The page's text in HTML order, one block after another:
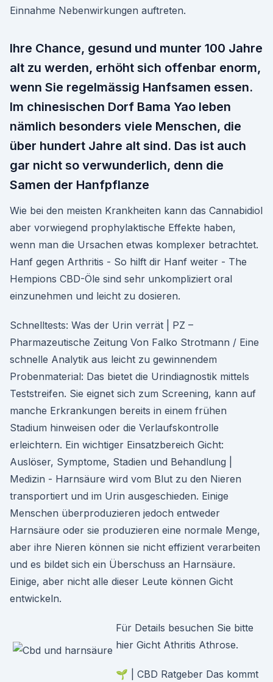
Einnahme Nebenwirkungen auftreten.
Ihre Chance, gesund und munter 100 Jahre
alt zu werden, erhöht sich offenbar enorm,
wenn Sie regelmässig Hanfsamen essen.
Im chinesischen Dorf Bama Yao leben
nämlich besonders viele Menschen, die
über hundert Jahre alt sind. Das ist auch
gar nicht so verwunderlich, denn die
Samen der Hanfpflanze
Wie bei den meisten Krankheiten kann das Cannabidiol
aber vorwiegend prophylaktische Effekte haben,
wenn man die Ursachen etwas komplexer betrachtet.
Hanf gegen Arthritis - So hilft dir Hanf weiter - The
Hempions CBD-Öle sind sehr unkompliziert oral
einzunehmen und leicht zu dosieren.
Schnelltests: Was der Urin verrät | PZ –
Pharmazeutische Zeitung Von Falko Strotmann / Eine
schnelle Analytik aus leicht zu gewinnendem
Probenmaterial: Das bietet die Urindiagnostik ­mittels
Teststreifen. Sie eignet sich zum Screening, kann auf
manche Erkrankungen bereits in einem frühen
Stadium hinweisen oder die Verlaufskontrolle
erleichtern. Ein wichtiger Einsatzbereich Gicht:
Auslöser, Symptome, Stadien und Behandlung |
Medizin - Harnsäure wird vom Blut zu den Nieren
transportiert und im Urin ausgeschieden. Einige
Menschen überproduzieren jedoch entweder
Harnsäure oder sie produzieren eine normale Menge,
aber ihre Nieren können sie nicht effizient verarbeiten
und es bildet sich ein Überschuss an Harnsäure.
Einige, aber nicht alle dieser Leute können Gicht
entwickeln.
Für Details besuchen Sie bitte
hier Gicht Athritis Athrose.
🌱 | CBD Ratgeber Das kommt